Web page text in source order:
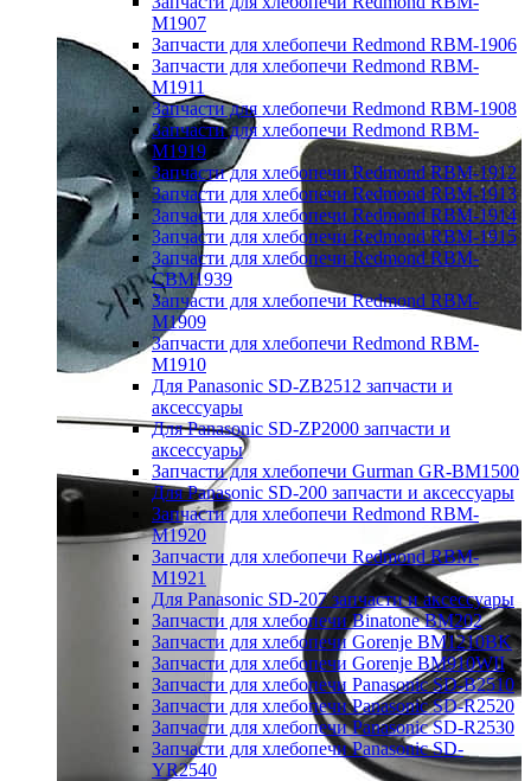
M1907
Запчасти для хлебопечи Redmond RBM-1906
Запчасти для хлебопечи Redmond RBM-
M1911
Запчасти для хлебопечи Redmond RBM-1908
Запчасти для хлебопечи Redmond RBM-
M1919
Запчасти для хлебопечи Redmond RBM-1912
Запчасти для хлебопечи Redmond RBM-1913
Запчасти для хлебопечи Redmond RBM-1914
Запчасти для хлебопечи Redmond RBM-1915
Запчасти для хлебопечи Redmond RBM-
CBM1939
Запчасти для хлебопечи Redmond RBM-
M1909
Запчасти для хлебопечи Redmond RBM-
M1910
Для Panasonic SD-ZB2512 запчасти и
аксессуары
Для Panasonic SD-ZP2000 запчасти и
аксессуары
Запчасти для хлебопечи Gurman GR-BM1500
Для Panasonic SD-200 запчасти и аксессуары
Запчасти для хлебопечи Redmond RBM-
M1920
Запчасти для хлебопечи Redmond RBM-
M1921
Для Panasonic SD-207 запчасти и аксессуары
Запчасти для хлебопечи Binatone BM202
Запчасти для хлебопечи Gorenje BM1210BK
Запчасти для хлебопечи Gorenje BM910WII
Запчасти для хлебопечи Panasonic SD-B2510
Запчасти для хлебопечи Panasonic SD-R2520
Запчасти для хлебопечи Panasonic SD-R2530
Запчасти для хлебопечи Panasonic SD-
YR2540